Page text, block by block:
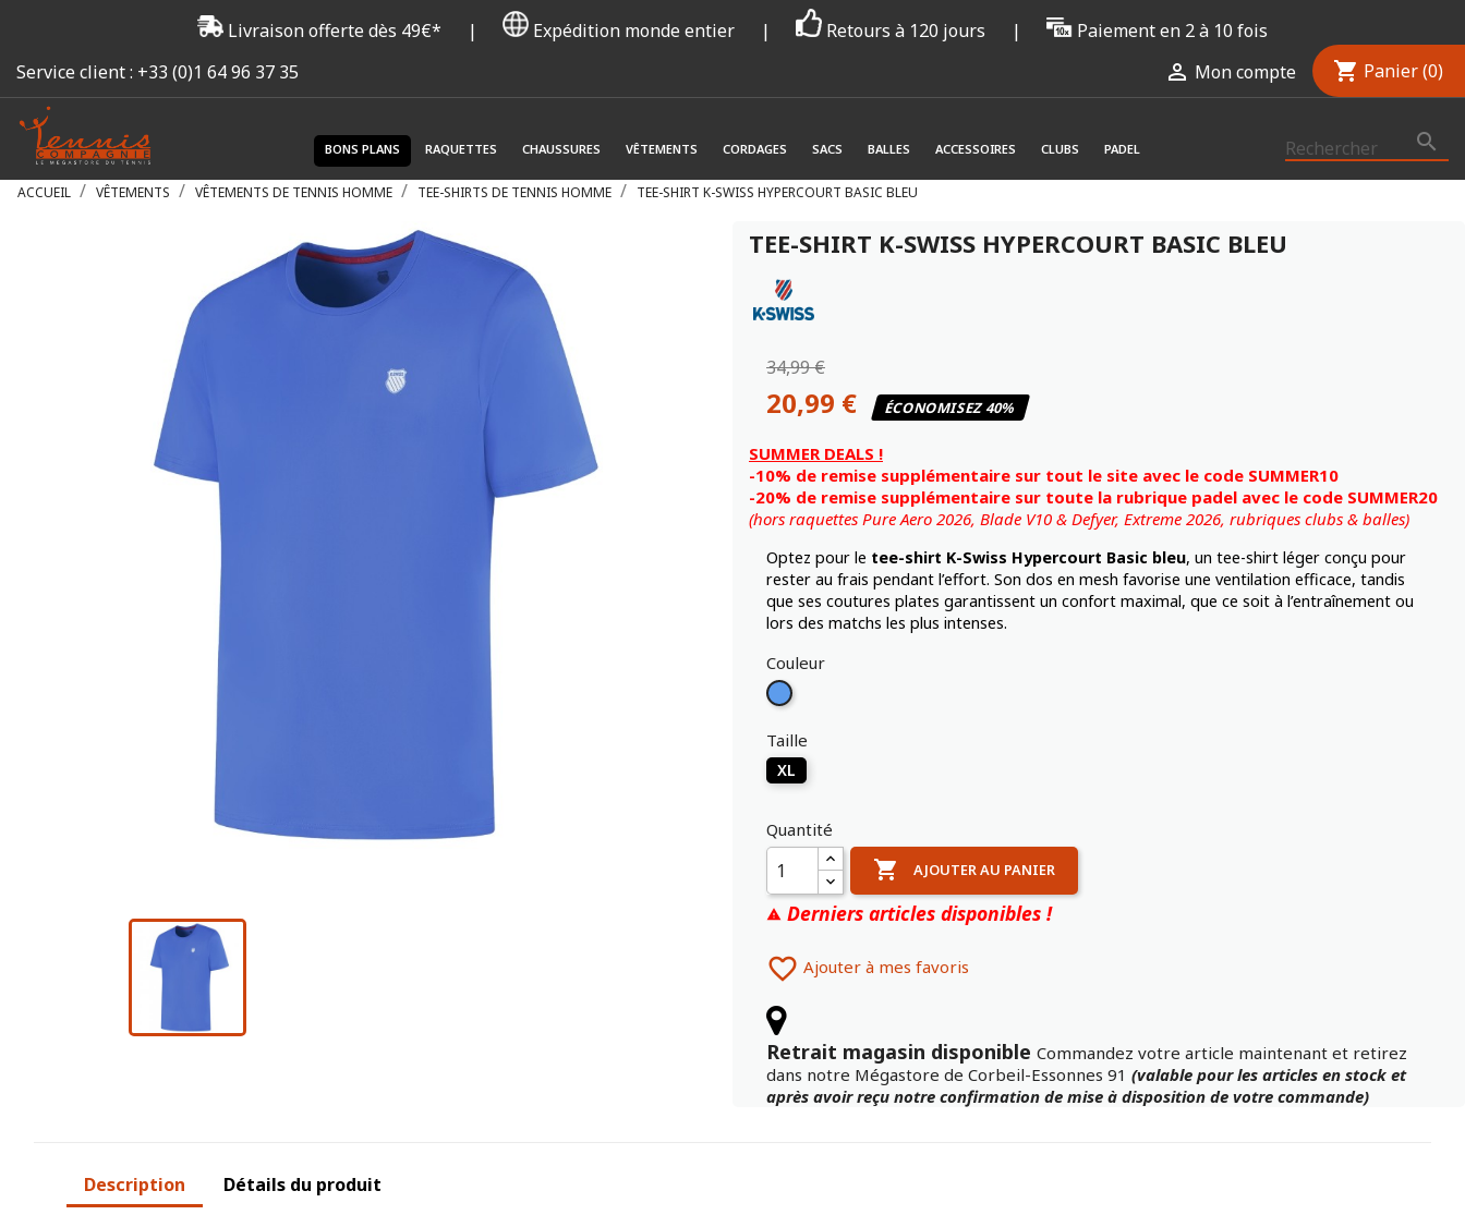
Livraison offerte dès 49€* | Expédition monde entier | Retours à 120 jours |
Paiement en 2 à 10 fois
Service client : +33 (0)1 64 96 37 35  Mon compte shopping_cart Panier (0)

BONS PLANS RAQUETTES CHAUSSURES VÊTEMENTS CORDAGES SACS BALLES ACCESSOIRES CLUBS PADEL
ACCUEIL VÊTEMENTS VÊTEMENTS DE TENNIS HOMME TEE-SHIRTS DE TENNIS HOMME TEE-SHIRT K-SWISS HYPERCOURT BASIC BLEU
TEE-SHIRT K-SWISS HYPERCOURT BASIC BLEU
34,99 €
20,99 € ÉCONOMISEZ 40%
SUMMER DEALS !
-10% de remise supplémentaire sur tout le site avec le code SUMMER10
-20% de remise supplémentaire sur toute la rubrique padel avec le code SUMMER20
(hors raquettes Pure Aero 2026, Blade V10 & Defyer, Extreme 2026, rubriques clubs & balles)
Optez pour le tee-shirt K-Swiss Hypercourt Basic bleu, un tee-shirt léger conçu pour
rester au frais pendant l’effort. Son dos en mesh favorise une ventilation efficace, tandis
que ses coutures plates garantissent un confort maximal, que ce soit à l’entraînement ou
lors des matchs les plus intenses.
Couleur
Bleu
Taille
XL
Quantité
 AJOUTER AU PANIER
 Derniers articles disponibles !
 Ajouter à mes favoris
Retrait magasin disponible Commandez votre article maintenant et retirez
dans notre Mégastore de Corbeil-Essonnes 91 (valable pour les articles en stock et
après avoir reçu notre confirmation de mise à disposition de votre commande)
Description Détails du produit